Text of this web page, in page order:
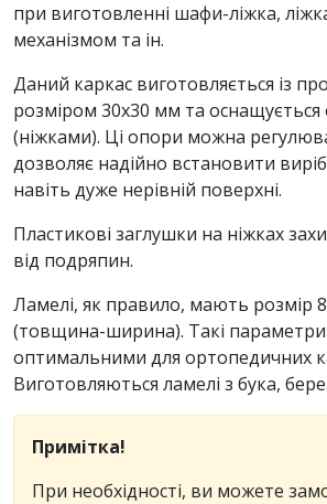
при виготовленні шафи-ліжка,
механізмом та ін.
Даний каркас виготовляється із
розміром 30х30 мм та
(ніжками). Ці опори можна
дозволяє надійно встановити
навіть дуже нерівній поверхні.
Пластикові заглушки на ніжках
від подряпин.
Ламелі, як правило, мають розмір
(товщина-ширина). Такі
оптимальними для ортопедичних
Виготовляються ламелі з бука,
Примітка!
При необхідності, ви можете